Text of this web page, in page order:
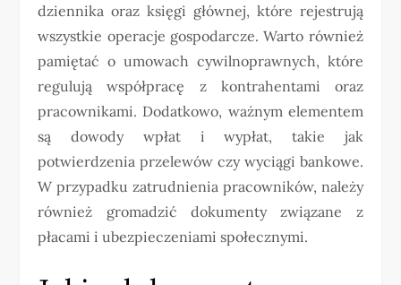
dziennika oraz księgi głównej, które rejestrują
wszystkie operacje gospodarcze. Warto również
pamiętać o umowach cywilnoprawnych, które
regulują współpracę z kontrahentami oraz
pracownikami. Dodatkowo, ważnym elementem
są dowody wpłat i wypłat, takie jak
potwierdzenia przelewów czy wyciągi bankowe.
W przypadku zatrudnienia pracowników, należy
również gromadzić dokumenty związane z
płacami i ubezpieczeniami społecznymi.